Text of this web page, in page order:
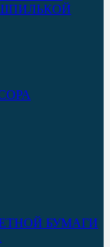
БУМАГИ